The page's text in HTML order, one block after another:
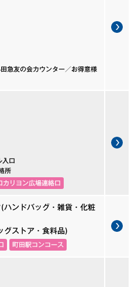
急友の会カウンター／お得意様
入口
所
カリヨン広場連絡口
ハンドバッグ・雑貨・化粧
グストア・食料品)
町田駅コンコース